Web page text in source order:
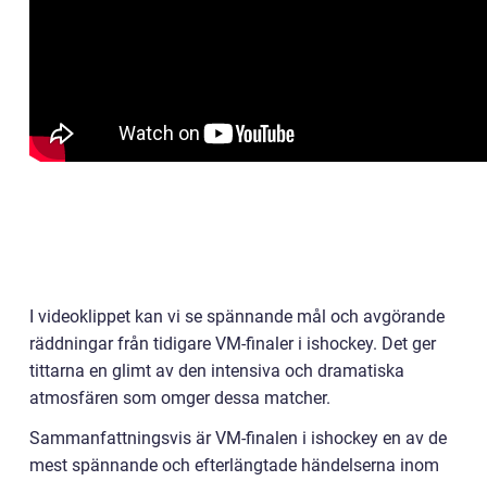
I videoklippet kan vi se spännande mål och avgörande
räddningar från tidigare VM-finaler i ishockey. Det ger
tittarna en glimt av den intensiva och dramatiska
atmosfären som omger dessa matcher.
Sammanfattningsvis är VM-finalen i ishockey en av de
mest spännande och efterlängtade händelserna inom